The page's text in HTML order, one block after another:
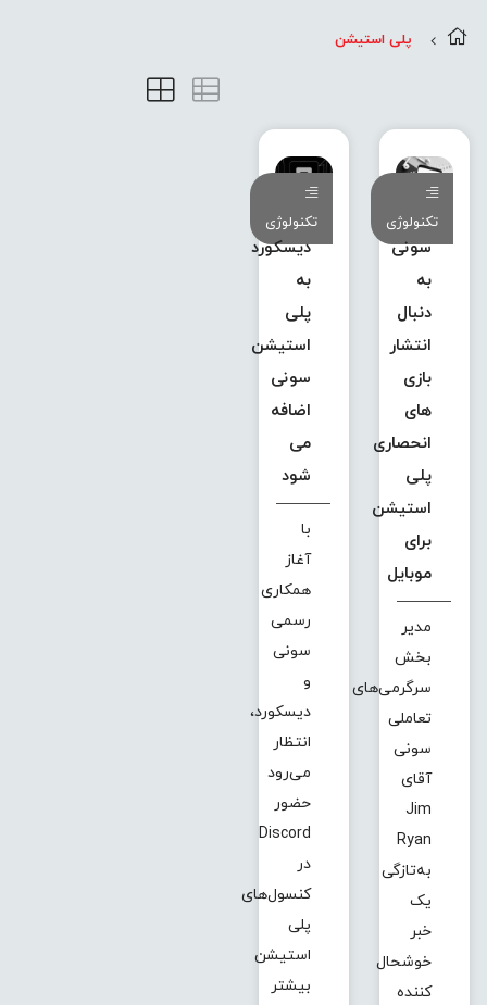
پلی استیشن
تکنولوژی
سونی
به
دنبال
انتشار
بازی
های
انحصاری
پلی
استیشن
برای
موبایل
مدیر
بخش
سرگرمی‌های
تعاملی
سونی
آقای
Jim
Ryan
به‌تازگی
یک
خبر
خوشحال
کننده
تکنولوژی
دیسکورد
به
پلی
استیشن
سونی
اضافه
می
شود
با
آغاز
همکاری
رسمی
سونی
و
دیسکورد،
انتظار
می‌رود
حضور
Discord
در
کنسول‌های
پلی
استیشن
بیشتر